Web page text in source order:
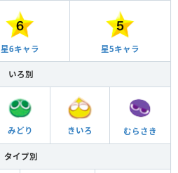
星6キャラ 星5キャラ
いろ別
みどり きいろ むらさき
タイプ別